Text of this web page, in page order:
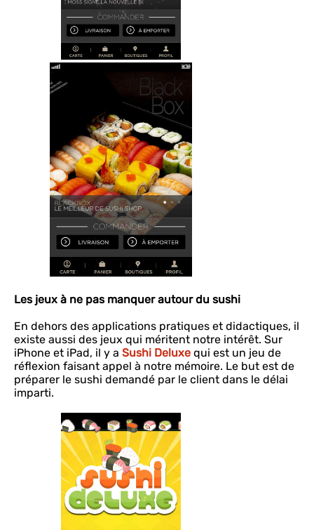
Les jeux à ne pas manquer autour du sushi
En dehors des applications pratiques et didactiques, il
existe aussi des jeux qui méritent notre intérêt. Sur
iPhone et iPad, il y a Sushi Deluxe qui est un jeu de
réflexion faisant appel à notre mémoire. Le but est de
préparer le sushi demandé par le client dans le délai
imparti.